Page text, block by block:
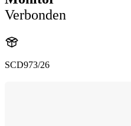
Verbonden
SCD973/26